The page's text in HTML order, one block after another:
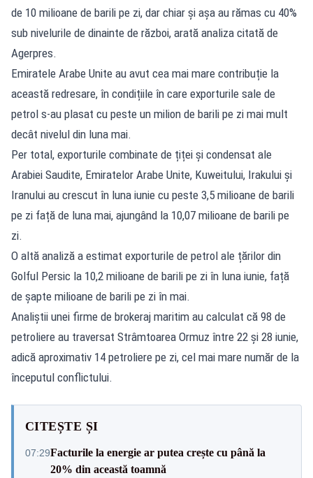
de 10 milioane de barili pe zi, dar chiar și așa au rămas cu 40%
sub nivelurile de dinainte de război, arată analiza citată de
Agerpres.
Emiratele Arabe Unite au avut cea mai mare contribuție la
această redresare, în condițiile în care exporturile sale de
petrol s-au plasat cu peste un milion de barili pe zi mai mult
decât nivelul din luna mai.
Per total, exporturile combinate de țiței și condensat ale
Arabiei Saudite, Emiratelor Arabe Unite, Kuweitului, Irakului și
Iranului au crescut în luna iunie cu peste 3,5 milioane de barili
pe zi față de luna mai, ajungând la 10,07 milioane de barili pe
zi.
O altă analiză a estimat exporturile de petrol ale țărilor din
Golful Persic la 10,2 milioane de barili pe zi în luna iunie, față
de șapte milioane de barili pe zi în mai.
Analiștii unei firme de brokeraj maritim au calculat că 98 de
petroliere au traversat Strâmtoarea Ormuz între 22 și 28 iunie,
adică aproximativ 14 petroliere pe zi, cel mai mare număr de la
începutul conflictului.
CITEȘTE ȘI
07:29Facturile la energie ar putea crește cu până la
20% din această toamnă